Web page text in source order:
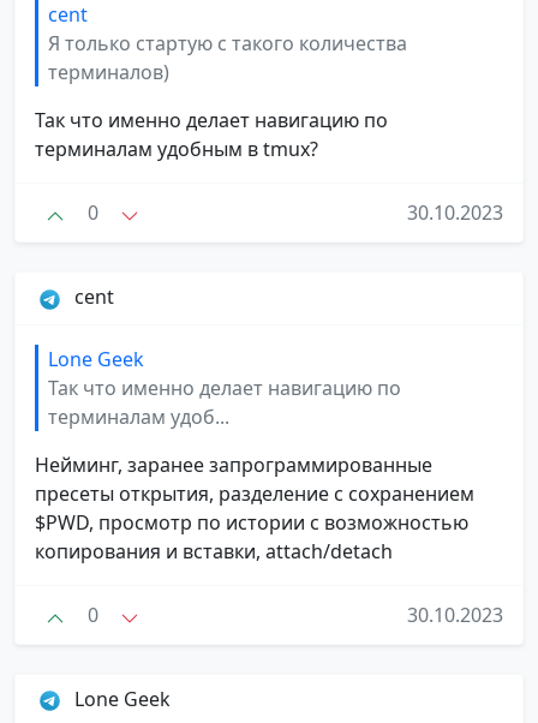
cent
Я только стартую с такого количества
терминалов)
Так что именно делает навигацию по
терминалам удобным в tmux?
0 30.10.2023
cent
Lone Geek
Так что именно делает навигацию по
терминалам удоб...
Нейминг, заранее запрограммированные
пресеты открытия, разделение с сохранением
$PWD, просмотр по истории с возможностью
копирования и вставки, attach/detach
0 30.10.2023
Lone Geek